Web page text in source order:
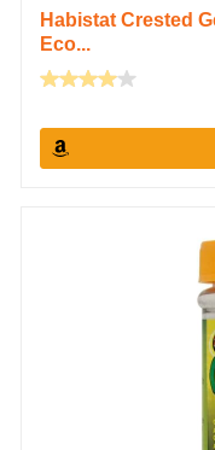
Habistat Crested
Eco...